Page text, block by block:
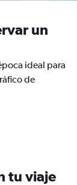
un
ideal para
de
tu viaje